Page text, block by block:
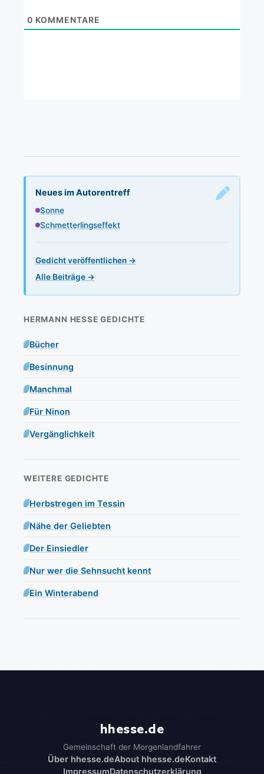
0 KOMMENTARE
Neues im Autorentreff
Sonne
Schmetterlingseffekt
Gedicht veröffentlichen →
Alle Beiträge →
HERMANN HESSE GEDICHTE
Bücher
Besinnung
Manchmal
Für Ninon
Vergänglichkeit
WEITERE GEDICHTE
Herbstregen im Tessin
Nähe der Geliebten
Der Einsiedler
Nur wer die Sehnsucht kennt
Ein Winterabend
hhesse.de
Gemeinschaft der Morgenlandfahrer
Über hhesse.deAbout hhesse.deKontakt
ImpressumDatenschutzerklärung